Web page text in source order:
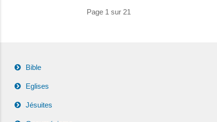
Page 1 sur 21
Bible
Eglises
Jésuites